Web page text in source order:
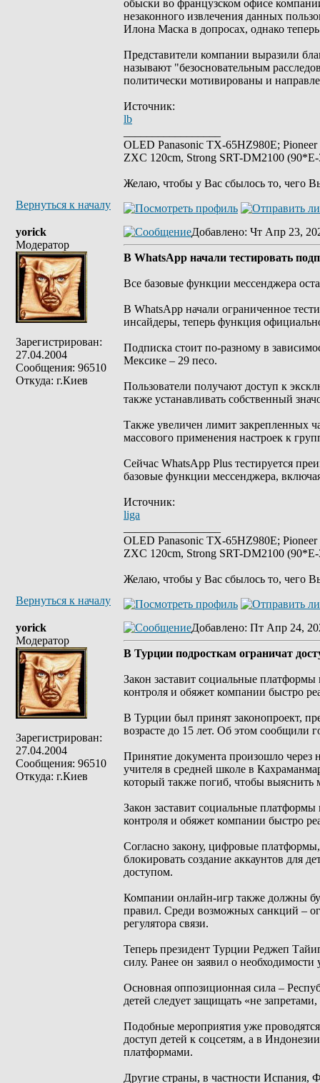
обыски во французском офисе
незаконного извлечения данных
Илона Маска в допросах, однако
Представители компании выразили
называют "безосновательным
политически мотивированы и
Источник:
lb
OLED Panasonic TX-65HZ980E;
ZXC 120cm, Strong SRT-DM2100
Желаю, чтобы у Вас сбылось то, чего
Вернуться к началу
yorick
Модератор
Зарегистрирован:
27.04.2004
Сообщения: 96510
Откуда: г.Киев
Добавлено: Чт Апр 23,
В WhatsApp начали тестировать
Все базовые функции мессенджера
В WhatsApp начали ограниченное
инсайдеры, теперь функция
Подписка стоит по-разному в
Мексике – 29 песо.
Пользователи получают доступ к
также устанавливать собственный
Также увеличен лимит закрепленных
массового применения настроек к
Сейчас WhatsApp Plus тестируется
базовые функции мессенджера,
Источник:
liga
OLED Panasonic TX-65HZ980E;
ZXC 120cm, Strong SRT-DM2100
Желаю, чтобы у Вас сбылось то, чего
Вернуться к началу
yorick
Модератор
Зарегистрирован:
27.04.2004
Сообщения: 96510
Откуда: г.Киев
Добавлено: Пт Апр 24,
В Турции подросткам ограничат
Закон заставит социальные платформы
контроля и обяжет компании быстро
В Турции был принят законопроект,
возрасте до 15 лет. Об этом сообщили
Принятие документа произошло через
учителя в средней школе в
который также погиб, чтобы выяснить
Закон заставит социальные платформы
контроля и обяжет компании быстро
Согласно закону, цифровые
блокировать создание аккаунтов для
доступом.
Компании онлайн-игр также должны
правил. Среди возможных санкций –
регулятора связи.
Теперь президент Турции Реджеп
силу. Ранее он заявил о
Основная оппозиционная сила –
детей следует защищать «не
Подобные мероприятия уже
доступ детей к соцсетям, а в
платформами.
Другие страны, в частности Испания,